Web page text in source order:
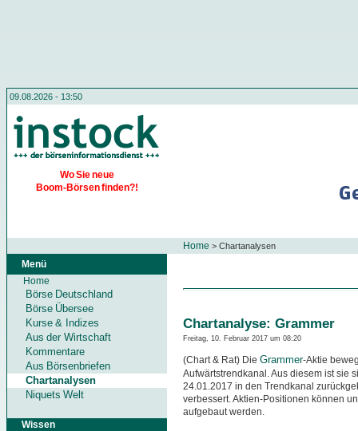
09.08.2026 - 13:50
Wo Sie neue
Boom-Börsen finden?!
Home > Chartanalysen
Menü
Home
Börse Deutschland
Börse Übersee
Kurse & Indizes
Aus der Wirtschaft
Kommentare
Aus Börsenbriefen
Chartanalysen
Niquets Welt
Wissen
Chartanalyse: Grammer
Freitag, 10. Februar 2017 um 08:20
(Chart & Rat) Die Grammer-Aktie
Aufwärtstrendkanal. Aus diesem ist sie
24.01.2017 in den Trendkanal
verbessert. Aktien-Positionen können
aufgebaut werden.